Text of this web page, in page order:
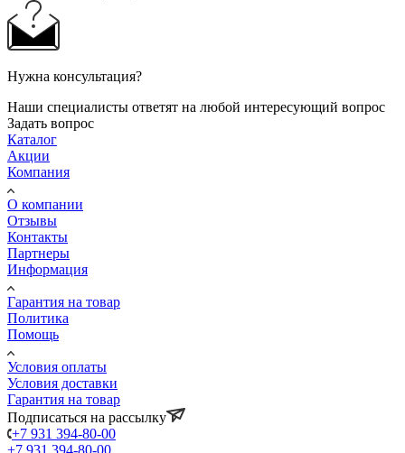
Нужна консультация?
Наши специалисты ответят на любой интересующий вопрос
Задать вопрос
Каталог
Акции
Компания
О компании
Отзывы
Контакты
Партнеры
Информация
Гарантия на товар
Политика
Помощь
Условия оплаты
Условия доставки
Гарантия на товар
Подписаться на рассылку
+7 931 394-80-00
+7 931 394-80-00